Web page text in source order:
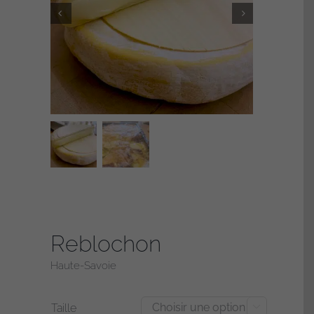
Reblochon
Haute-Savoie
Taille